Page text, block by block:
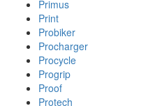
Primus
Print
Probiker
Procharger
Procycle
Progrip
Proof
Protech